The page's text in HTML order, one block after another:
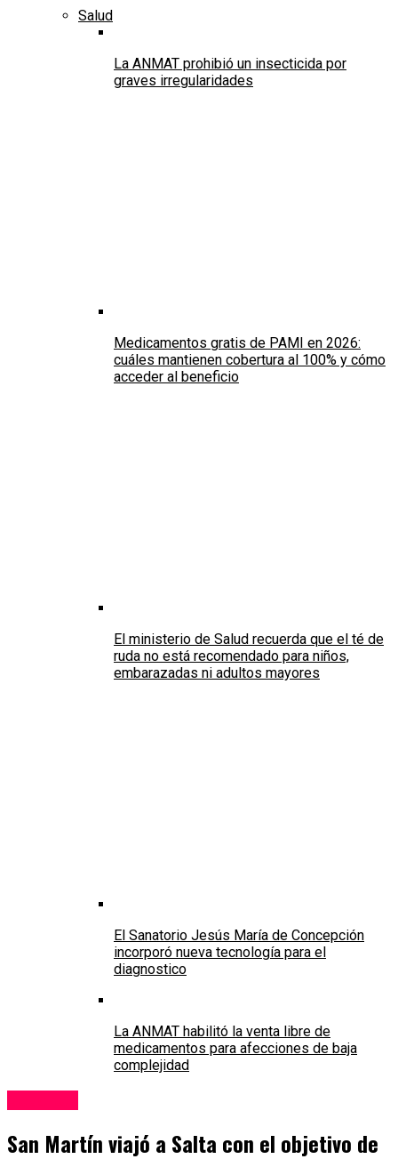
Salud
La ANMAT prohibió un insecticida por
graves irregularidades
Medicamentos gratis de PAMI en 2026:
cuáles mantienen cobertura al 100% y cómo
acceder al beneficio
El ministerio de Salud recuerda que el té de
ruda no está recomendado para niños,
embarazadas ni adultos mayores
El Sanatorio Jesús María de Concepción
incorporó nueva tecnología para el
diagnostico
La ANMAT habilitó la venta libre de
medicamentos para afecciones de baja
complejidad
San Martín viajó a Salta con el objetivo de